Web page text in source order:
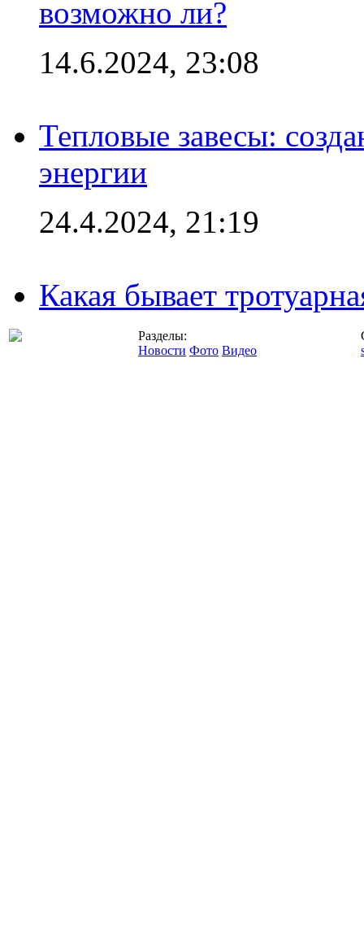
возможно ли?
14.6.2024, 23:08
Тепловые завесы:
энергии
24.4.2024, 21:19
Какая бывает
Разделы:
Новости Фото Видео